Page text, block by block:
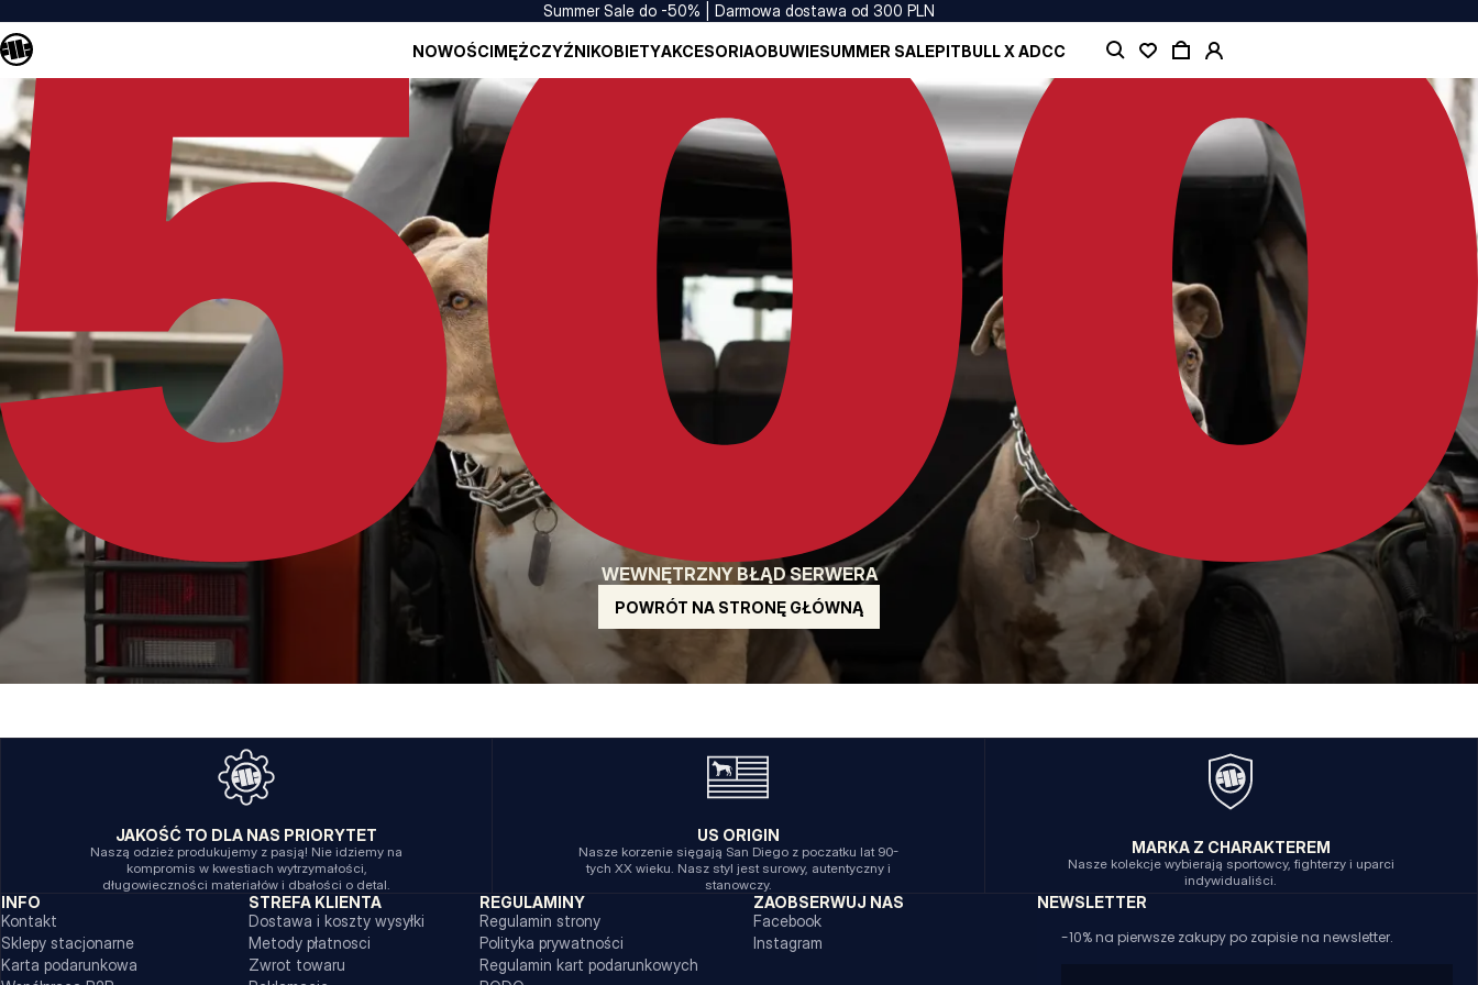
Summer Sale do -50% | Darmowa dostawa od 300 PLN
NOWOŚCIMĘŻCZYŹNIKOBIETYAKCESORIAOBUWIESUMMER SALEPITBULL X ADCC
WEWNĘTRZNY BŁĄD SERWERA
POWRÓT NA STRONĘ GŁÓWNĄ
JAKOŚĆ TO DLA NAS PRIORYTET
Naszą odzież produkujemy z pasją! Nie idziemy na
kompromis w kwestiach wytrzymałości,
długowieczności materiałów i dbałości o detal.
US ORIGIN
Nasze korzenie sięgają San Diego z poczatku lat 90-
tych XX wieku. Nasz styl jest surowy, autentyczny i
stanowczy.
MARKA Z CHARAKTEREM
Nasze kolekcje wybierają sportowcy, fighterzy i uparci
indywidualiści.
INFO
Kontakt
Sklepy stacjonarne
Karta podarunkowa
STREFA KLIENTA
Dostawa i koszty wysyłki
Metody płatnosci
Zwrot towaru
REGULAMINY
Regulamin strony
Polityka prywatności
Regulamin kart podarunkowych
ZAOBSERWUJ NAS
Facebook
Instagram
NEWSLETTER
-10% na pierwsze zakupy po zapisie na newsletter.